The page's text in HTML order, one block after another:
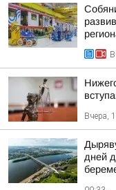
Вчера,
дней